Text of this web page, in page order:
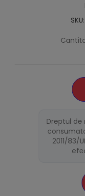
SKU:
Dreptul
2011/83/